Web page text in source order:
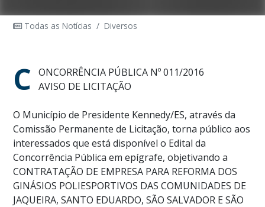
Todas as Notícias / Diversos
C
ONCORRÊNCIA PÚBLICA Nº 011/2016
AVISO DE LICITAÇÃO
O Município de Presidente Kennedy/ES, através da
Comissão Permanente de Licitação, torna público aos
interessados que está disponível o Edital da
Concorrência Pública em epígrafe, objetivando a
CONTRATAÇÃO DE EMPRESA PARA REFORMA DOS
GINÁSIOS POLIESPORTIVOS DAS COMUNIDADES DE
JAQUEIRA, SANTO EDUARDO, SÃO SALVADOR E SÃO